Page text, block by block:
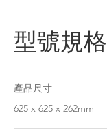
型號規格
產品尺寸
625 x 625 x 262mm